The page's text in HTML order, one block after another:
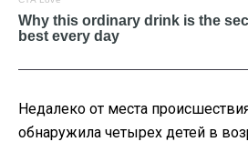
Недалеко от места
обнаружила четырех детей в